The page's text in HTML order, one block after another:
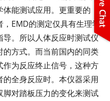
能测试应用。更重要的
EMD的测定仅具有生理学
。所以人体反应时测试仪
方式。而当前国内的同类
为反应终止信号，这种方
全身反应时。本仪器采用
对踏板压力的变化来测试